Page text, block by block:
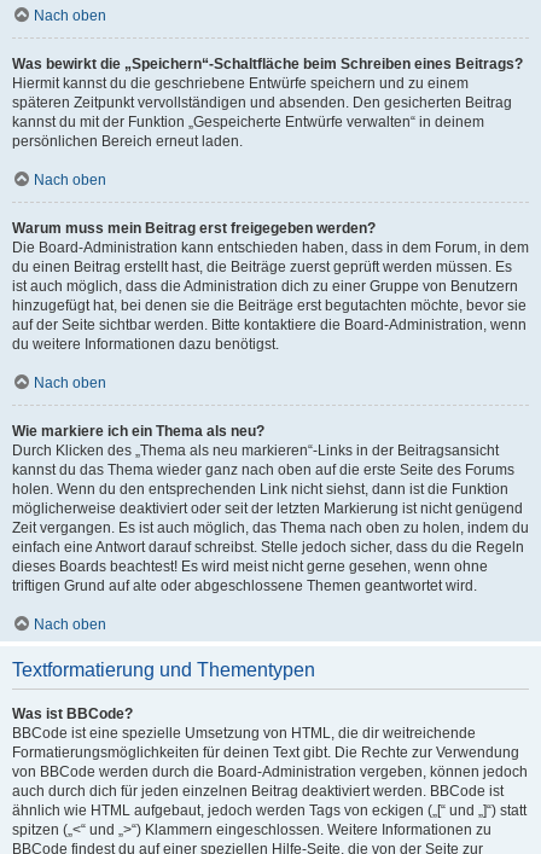
Nach oben
Was bewirkt die „Speichern“-Schaltfläche beim Schreiben eines Beitrags?
Hiermit kannst du die geschriebene Entwürfe speichern und zu einem
späteren Zeitpunkt vervollständigen und absenden. Den gesicherten Beitrag
kannst du mit der Funktion „Gespeicherte Entwürfe verwalten“ in deinem
persönlichen Bereich erneut laden.
Nach oben
Warum muss mein Beitrag erst freigegeben werden?
Die Board-Administration kann entschieden haben, dass in dem Forum, in dem
du einen Beitrag erstellt hast, die Beiträge zuerst geprüft werden müssen. Es
ist auch möglich, dass die Administration dich zu einer Gruppe von Benutzern
hinzugefügt hat, bei denen sie die Beiträge erst begutachten möchte, bevor sie
auf der Seite sichtbar werden. Bitte kontaktiere die Board-Administration, wenn
du weitere Informationen dazu benötigst.
Nach oben
Wie markiere ich ein Thema als neu?
Durch Klicken des „Thema als neu markieren“-Links in der Beitragsansicht
kannst du das Thema wieder ganz nach oben auf die erste Seite des Forums
holen. Wenn du den entsprechenden Link nicht siehst, dann ist die Funktion
möglicherweise deaktiviert oder seit der letzten Markierung ist nicht genügend
Zeit vergangen. Es ist auch möglich, das Thema nach oben zu holen, indem du
einfach eine Antwort darauf schreibst. Stelle jedoch sicher, dass du die Regeln
dieses Boards beachtest! Es wird meist nicht gerne gesehen, wenn ohne
triftigen Grund auf alte oder abgeschlossene Themen geantwortet wird.
Nach oben
Textformatierung und Thementypen
Was ist BBCode?
BBCode ist eine spezielle Umsetzung von HTML, die dir weitreichende
Formatierungsmöglichkeiten für deinen Text gibt. Die Rechte zur Verwendung
von BBCode werden durch die Board-Administration vergeben, können jedoch
auch durch dich für jeden einzelnen Beitrag deaktiviert werden. BBCode ist
ähnlich wie HTML aufgebaut, jedoch werden Tags von eckigen („[“ und „]“) statt
spitzen („<“ und „>“) Klammern eingeschlossen. Weitere Informationen zu
BBCode findest du auf einer speziellen Hilfe-Seite, die von der Seite zur